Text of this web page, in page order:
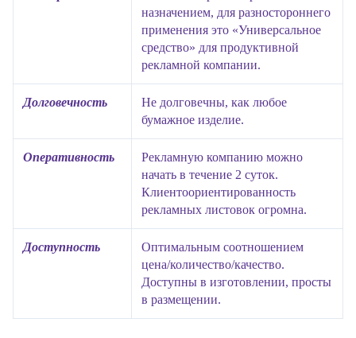
назначением, для разностороннего
применения это «Универсальное
средство» для продуктивной
рекламной компании.
Долговечность
Не долговечны, как любое
бумажное изделие.
Оперативность
Рекламную компанию можно
начать в течение 2 суток.
Клиентоориентированность
рекламных листовок огромна.
Доступность
Оптимальным соотношением
цена/количество/качество.
Доступны в изготовлении, просты
в размещении.